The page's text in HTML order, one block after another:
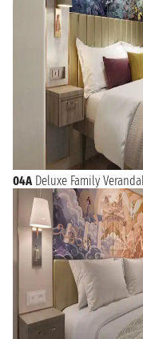
04A Deluxe Family